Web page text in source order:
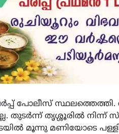
പോലീസ് സ്ഥലത്തെത്തി.
തുടര്‍ന്ന് തൃശ്ശൂരില്‍ നിന്ന്
മൂന്നു മണിയോടെ